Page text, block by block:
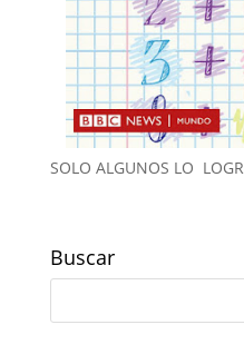
SOLO ALGUNOS LO
Buscar